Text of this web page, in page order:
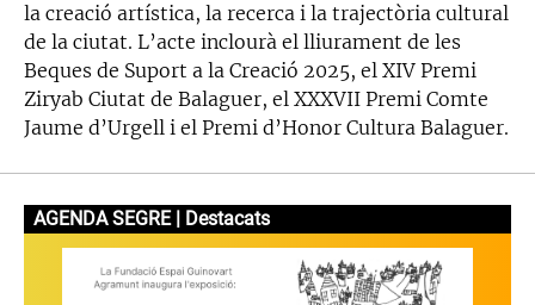
la creació artística, la recerca i la trajectòria cultural
de la ciutat. L’acte inclourà el lliurament de les
Beques de Suport a la Creació 2025, el XIV Premi
Ziryab Ciutat de Balaguer, el XXXVII Premi Comte
Jaume d’Urgell i el Premi d’Honor Cultura Balaguer.
AGENDA SEGRE | Destacats